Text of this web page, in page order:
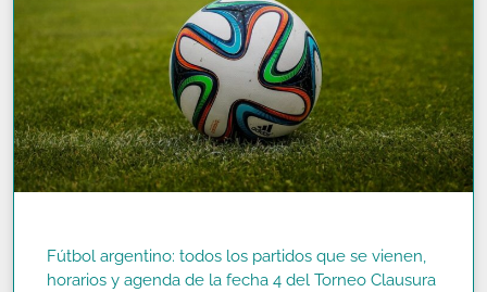
Fútbol argentino: todos los partidos que se vienen,
horarios y agenda de la fecha 4 del Torneo Clausura